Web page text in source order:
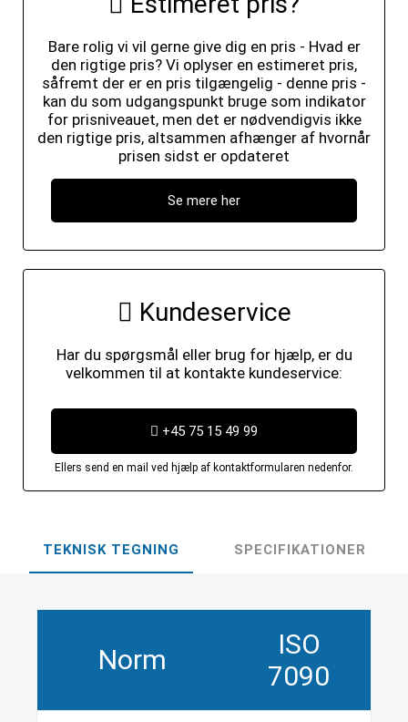
Bare rolig vi vil gerne give dig en pris - Hvad er
den rigtige pris? Vi oplyser en estimeret pris,
såfremt der er en pris tilgængelig - denne pris -
kan du som udgangspunkt bruge som indikator
for prisniveauet, men det er nødvendigvis ikke
den rigtige pris, altsammen afhænger af hvornår
prisen sidst er opdateret
Se mere her
Kundeservice
Har du spørgsmål eller brug for hjælp, er du
velkommen til at kontakte kundeservice:
+45 75 15 49 99
Ellers send en mail ved hjælp af kontaktformularen nedenfor.
TEKNISK TEGNING SPECIFIKATIONER
Norm
ISO
7090